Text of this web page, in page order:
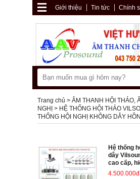
Giới thiệu Tin tức Chính
Trang chủ
ÂM THANH HỘI THẢO,
NGHỊ
HỆ THỐNG HỘI THẢO
THỐNG HỘI NGHỊ KHÔNG DÂY
Hệ thống
dây
cao cấp,
4.500.000đ